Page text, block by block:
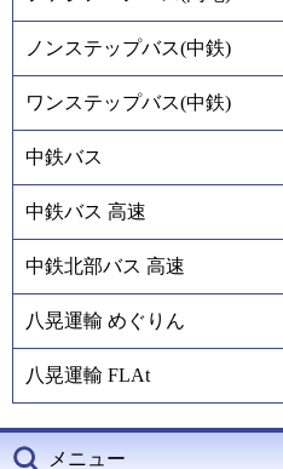
ノンステップバス(中鉄)
ワンステップバス(中鉄)
中鉄バス
中鉄バス 高速
中鉄北部バス 高速
八晃運輸 めぐりん
八晃運輸 FLAt
メニュー